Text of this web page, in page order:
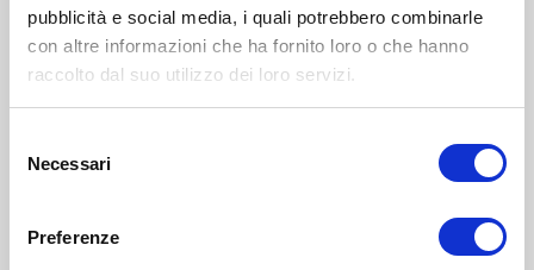
pubblicità e social media, i quali potrebbero combinarle
con altre informazioni che ha fornito loro o che hanno
raccolto dal suo utilizzo dei loro servizi.
delNecessari
Preferenze